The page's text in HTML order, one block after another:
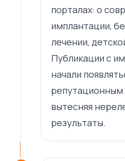
порталах: о
имплантации,
лечении,
Публикации с
начали
репутационным
вытесняя
результаты.